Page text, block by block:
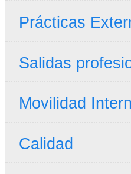
Prácticas
Salidas
Movilidad
Calidad